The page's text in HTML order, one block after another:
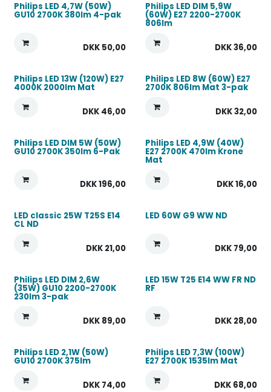
Philips LED 4,7W (50W)
GU10 2700K 380lm 4-pak
DKK 50,00
Philips LED DIM 5,9W
(60W) E27 2200-2700K
806lm
DKK36,00
Philips LED 13W (120W) E27
4000K 2000lm Mat
DKK 46,00
Philips LED 8W (60W) E27
2700K 806lm Mat 3-pak
DKK32,00
Philips LED DIM 5W (50W)
GU10 2700K 350lm 6-Pak
DKK196,00
Philips LED 4,9W (40W)
E27 2700K 470lm Krone
Mat
DKK16,00
LED classic 25W T25S E14
CL ND
DKK 21,00
LED 60W G9 WW ND
DKK 79,00
Philips LED DIM 2,6W
(35W) GU10 2200-2700K
230lm 3-pak
DKK 89,00
LED 15W T25 E14 WW FR ND
RF
DKK 28,00
Philips LED 2,1W (50W)
GU10 2700K 375lm
DKK 74,00
Philips LED 7,3W (100W)
E27 2700K 1535lm Mat
DKK 68,00